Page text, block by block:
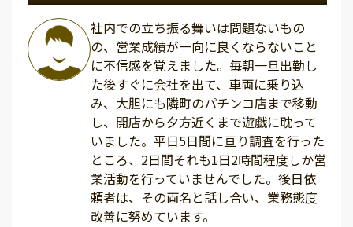
社内での立ち振る舞いは問題ないもの
の、営業成績が一向に良くならないこと
に不信感を覚えました。毎朝一旦出勤し
た後すぐに会社を出て、車両に乗り込
み、大胆にも隣町のパチンコ店まで移動
し、開店から夕方近くまで遊戯に耽って
いました。平日5日間に亘り調査を行った
ところ、2日間それも1日2時間程度しか営
業活動を行っていませんでした。後日依
頼者は、その両名と話し合い、業務態度
改善に努めています。